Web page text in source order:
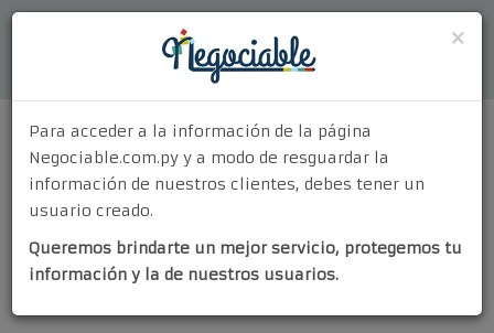
Quiénes Somos
¿Por Qué Elegirnos?
×
Para acceder a la información de la página
Negociable.com.py y a modo de resguardar la
información de nuestros clientes, debes tener un
usuario creado.
Queremos brindarte un mejor servicio, protegemos tu
información y la de nuestros usuarios.